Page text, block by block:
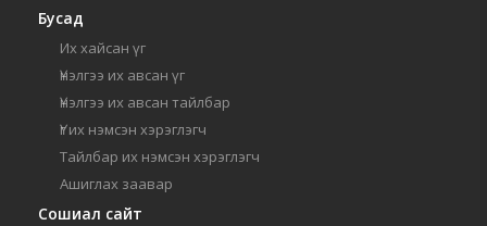
Бусад
Их хайсан үг
Үнэлгээ их авсан үг
Үнэлгээ их авсан тайлбар
Үг их нэмсэн хэрэглэгч
Тайлбар их нэмсэн хэрэглэгч
Ашиглах заавар
Сошиал сайт